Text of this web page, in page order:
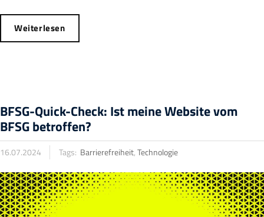
Weiterlesen
BFSG-Quick-Check: Ist meine Website vom
BFSG betroffen?
16.07.2024 Tags: Barrierefreiheit,Technologie